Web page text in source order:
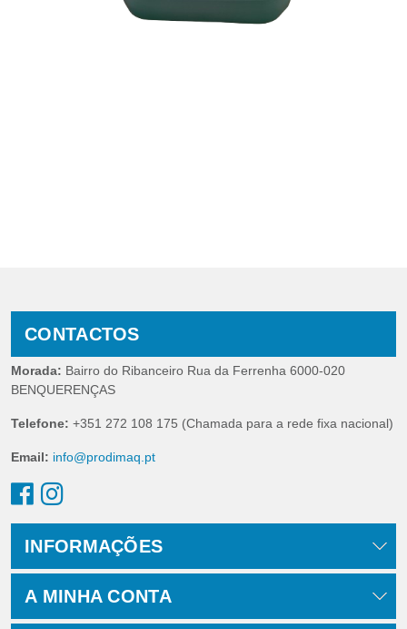
CONTACTOS
Morada: Bairro do Ribanceiro Rua da Ferrenha 6000-020
BENQUERENÇAS
Telefone: +351 272 108 175 (Chamada para a rede fixa nacional)
Email: info@prodimaq.pt
INFORMAÇÕES
A MINHA CONTA